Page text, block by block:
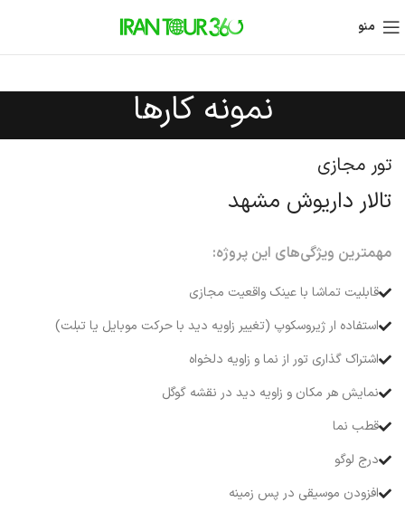
منو
نمونه کارها
تور مجازی
تالار داریوش مشهد
مهمترین ویژگی‌های این پروژه:
قابلیت تماشا با عینک واقعیت مجازی
استفاده ار ژیروسکوپ (تغییر زاویه دید با حرکت موبایل یا تبلت)
اشتراک گذاری تور از نما و زاویه دلخواه
نمایش هر مکان و زاویه دید در نقشه گوگل
قطب نما
درج لوگو
افزودن موسیقی در پس زمینه